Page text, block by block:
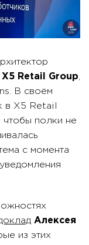
X5 Retail Group,
В своём
в X5 Retail
чтобы полки не
с момента
Алексея
из этих